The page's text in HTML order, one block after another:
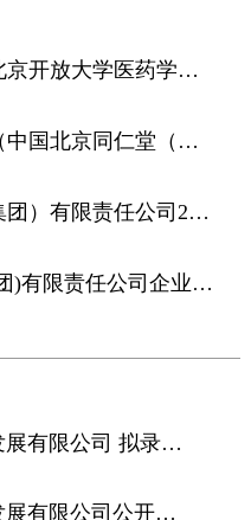
北京医药职工大学北京开放大学医药学习中心招生简章
北京医药职工大学（中国北京同仁堂（集团）有限责任公司党校）202...
中国北京同仁堂（集团）有限责任公司2026年度部门预算信息公开
中国北京同仁堂(集团)有限责任公司企业负责人2024年度薪酬情况
北京同仁堂康养产业发展有限公司 拟录用人员公示信息
北京同仁堂康养产业发展有限公司公开招聘公告